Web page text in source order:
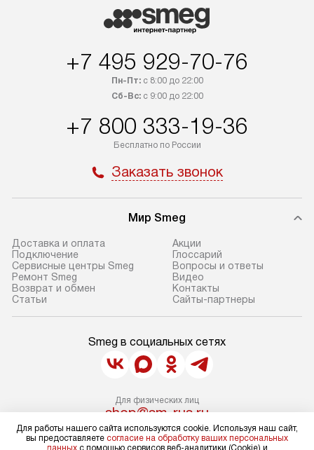
+7 495 929-70-76
Пн-Пт:с 8:00 до 22:00
Сб-Вс:с 9:00 до 22:00
+7 800 333-19-36
Бесплатно по России
Заказать звонок
Мир Smeg
Доставка и оплата
Подключение
Сервисные центры Smeg
Ремонт Smeg
Возврат и обмен
Статьи
Акции
Глоссарий
Вопросы и ответы
Видео
Контакты
Сайты-партнеры
Smeg в социальных сетях
Для физических лиц
shop@sm-rus.ru
Для юридических лиц
business@kvalitet.company
Для работы нашего сайта используются cookie. Используя наш сайт,
вы предоставляете согласие на обработку ваших персональных
данных с помощью сервисов веб-аналитики (Cookie) и